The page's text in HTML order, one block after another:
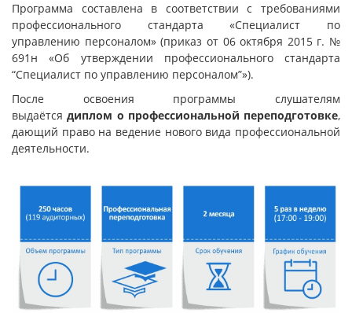
Программа составлена в соответствии с требованиями
профессионального стандарта «Специалист по
управлению персоналом» (приказ от 06 октября 2015 г. №
691н «Об утверждении профессионального стандарта
“Специалист по управлению персоналом”»).
После освоения программы слушателям
выдаётсядиплом о профессиональной переподготовке,
дающий право на ведение нового вида профессиональной
деятельности.